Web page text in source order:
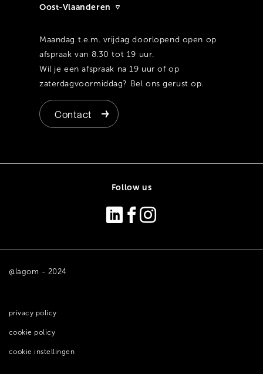
Oost-Vlaanderen
Maandag t.e.m. vrijdag doorlopend open op
afspraak van 8.30 tot 19 uur.
Wil je een afspraak na 19 uur of op
zaterdagvoormiddag? Bel ons gerust op.
Contact
Follow us
@lagom - 2024
privacy policy
cookie policy
cookie instellingen